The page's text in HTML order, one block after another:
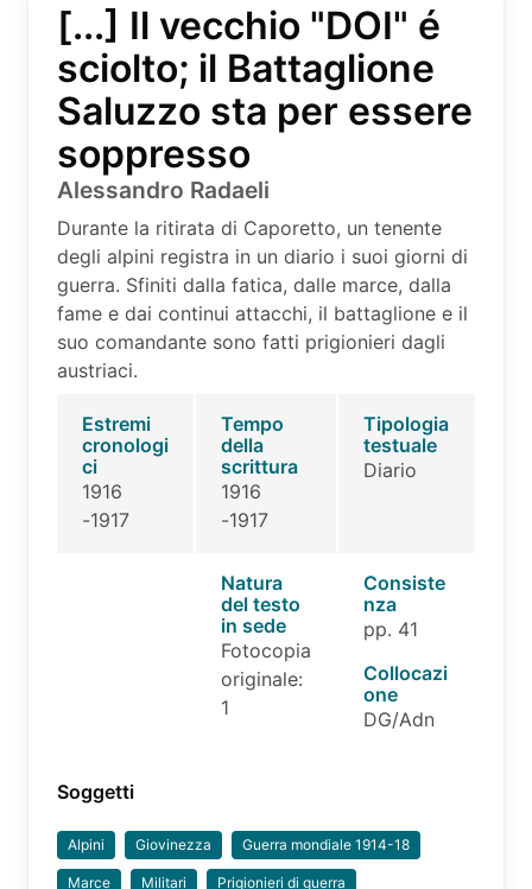
[...] Il vecchio "DOI" é
sciolto; il Battaglione
Saluzzo sta per essere
soppresso
Alessandro Radaeli
Durante la ritirata di Caporetto, un tenente
degli alpini registra in un diario i suoi giorni di
guerra. Sfiniti dalla fatica, dalle marce, dalla
fame e dai continui attacchi, il battaglione e il
suo comandante sono fatti prigionieri dagli
austriaci.
Estremi
cronologi
ci
1916
-1917
Tempo
della
scrittura
1916
-1917
Tipologia
testuale
Diario
Natura
del testo
in sede
Fotocopia
originale:
1
Consiste
nza
pp. 41
Collocazi
one
DG/Adn
Soggetti
Alpini Giovinezza Guerra mondiale 1914-18
Marce Militari Prigionieri di guerra